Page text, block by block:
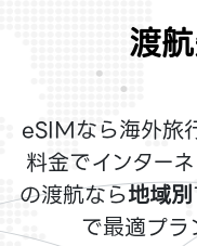
渡
eSIMなら海外旅
料金でインター
の渡航なら地域別
で最適プラ